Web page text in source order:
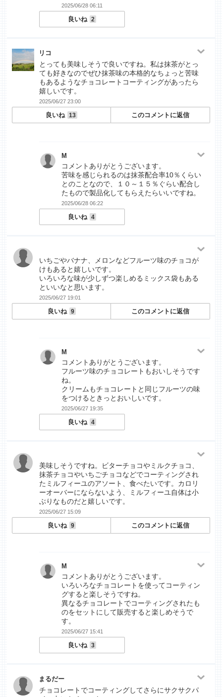
2025/06/28 06:11
良いね 2
リコ
とっても美味しそうで良いですね。私は抹茶がとっ
ても好きなのでぜひ抹茶味の本格的なちょっと苦味
もあるようなチョコレートコーティングがあったら
嬉しいです。
2025/06/27 23:00
良いね 13 このコメントに返信
M
コメントありがとうございます。
苦味を感じられるのは抹茶配合率10％くらい
とのことなので、１０～１５％ぐらい配合し
たもので製品化してもらえたらいいですね。
2025/06/28 06:22
良いね 4
いちごやバナナ、メロンなどフルーツ味のチョコが
けもあると嬉しいです。
いろいろな味が少しずつ楽しめるミックス袋もある
といいなと思います。
2025/06/27 19:01
良いね 9 このコメントに返信
M
コメントありがとうございます。
フルーツ味のチョコレートもおいしそうです
ね。
クリームもチョコレートと同じフルーツの味
をつけるときっとおいしいです。
2025/06/27 19:35
良いね 4
美味しそうですね。ビターチョコやミルクチョコ、
抹茶チョコやいちごチョコなどでコーティングされ
たミルフィーユのアソート、食べたいです。カロリ
ーオーバーにならないよう、ミルフィーユ自体は小
ぶりなものだと嬉しいです。
2025/06/27 15:09
良いね 9 このコメントに返信
M
コメントありがとうございます。
いろいろなチョコレートを使ってコーティン
グすると楽しそうですね。
異なるチョコレートでコーティングされたも
のをセットにして販売すると楽しめそうで
す。
2025/06/27 15:41
良いね 3
まるだー
チョコレートでコーティングしてさらにサクサクパ